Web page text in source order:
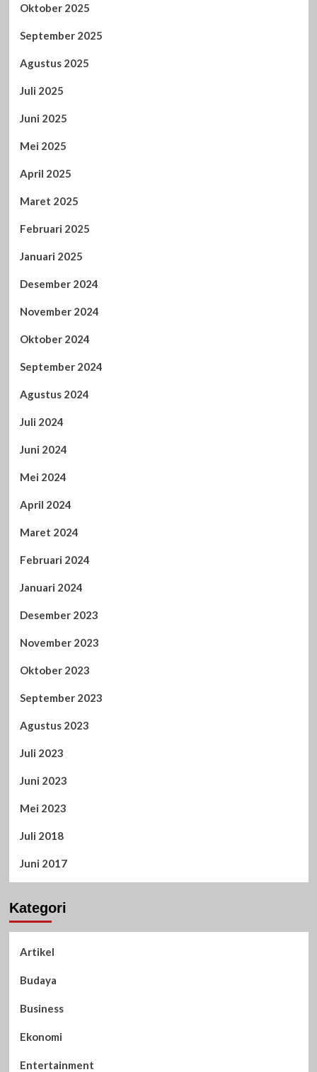
Oktober 2025
September 2025
Agustus 2025
Juli 2025
Juni 2025
Mei 2025
April 2025
Maret 2025
Februari 2025
Januari 2025
Desember 2024
November 2024
Oktober 2024
September 2024
Agustus 2024
Juli 2024
Juni 2024
Mei 2024
April 2024
Maret 2024
Februari 2024
Januari 2024
Desember 2023
November 2023
Oktober 2023
September 2023
Agustus 2023
Juli 2023
Juni 2023
Mei 2023
Juli 2018
Juni 2017
Kategori
Artikel
Budaya
Business
Ekonomi
Entertainment